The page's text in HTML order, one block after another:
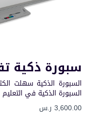
سبورة ذكية
السبورة الذكية سهلت
السبورة الذكية في
3,600.00 ر.س